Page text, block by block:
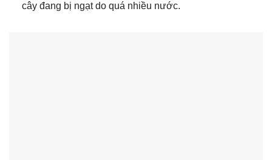
cây đang bị ngạt do quá nhiều nước.